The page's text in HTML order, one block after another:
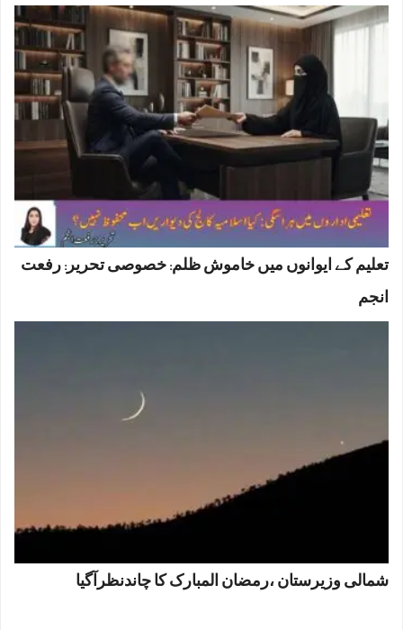
تعلیم کے ایوانوں میں خاموش ظلم: خصوصی تحریر: رفعت
انجم
شمالی وزیرستان ،رمضان المبارک کا چاندنظرآگیا